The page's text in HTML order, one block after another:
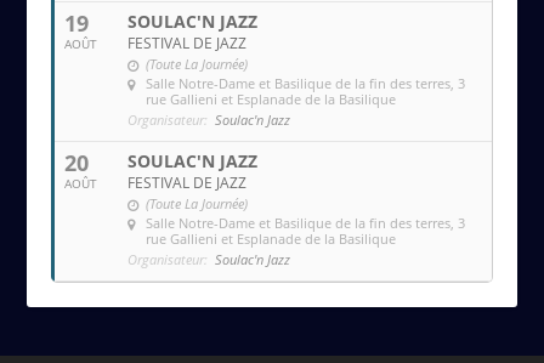
19
AOÛT
SOULAC'N JAZZ
FESTIVAL DE JAZZ
(Toute La Journée)
Salle Notre-Dame et Basilique de la fin des terres , 3
rue Gallieni et Esplanade de la Basilique
Organisateur: Soulac'n Jazz
20
AOÛT
SOULAC'N JAZZ
FESTIVAL DE JAZZ
(Toute La Journée)
Salle Notre-Dame et Basilique de la fin des terres , 3
rue Gallieni et Esplanade de la Basilique
Organisateur: Soulac'n Jazz